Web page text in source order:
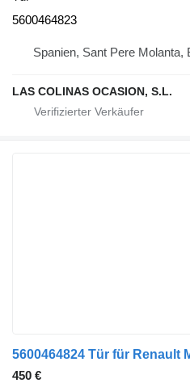
5600464823
Spanien, Sant Pere Molanta,
LAS COLINAS OCASION, S.L.
5600464824 Tür für Renault
450 €